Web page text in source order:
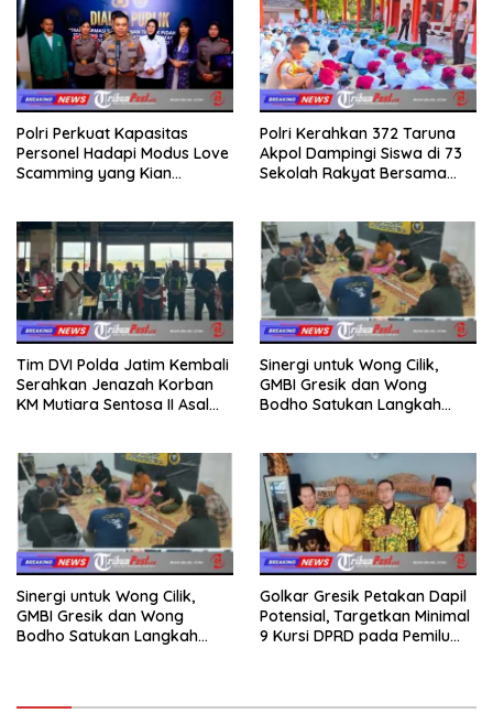
Polri Perkuat Kapasitas
Personel Hadapi Modus Love
Scamming yang Kian
Polri Kerahkan 372 Taruna
Akpol Dampingi Siswa di 73
Sekolah Rakyat Bersama
Tim DVI Polda Jatim Kembali
Serahkan Jenazah Korban
KM Mutiara Sentosa II Asal
Sinergi untuk Wong Cilik,
GMBI Gresik dan Wong
Bodho Satukan Langkah
Sinergi untuk Wong Cilik,
GMBI Gresik dan Wong
Bodho Satukan Langkah
Golkar Gresik Petakan Dapil
Potensial, Targetkan Minimal
9 Kursi DPRD pada Pemilu